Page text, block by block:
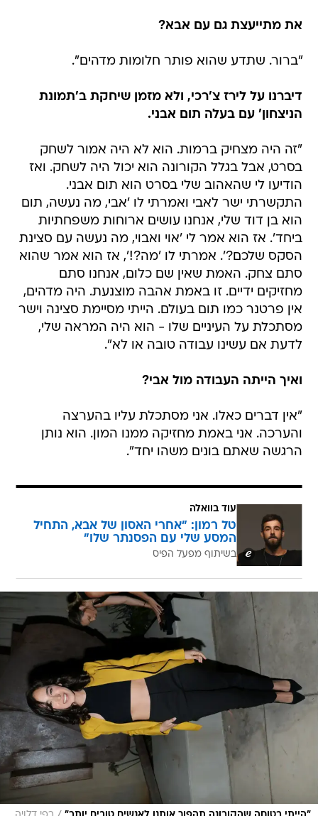
את מתייעצת גם עם אבא?
"ברור. שתדע שהוא פותר חלומות מדהים".
דיברנו על לירז צ'רכי, ולא מזמן שיחקת ב'תמונת
הניצחון' עם בעלה תום אבני.
"זה היה מצחיק ברמות. הוא לא היה אמור לשחק
בסרט, אבל בגלל הקורונה הוא יכול היה לשחק. ואז
הודיעו לי שהאהוב שלי בסרט הוא תום אבני.
התקשרתי ישר לאבי ואמרתי לו 'אבי, מה נעשה, תום
הוא בן דוד שלי, אנחנו עושים ארוחות משפחתיות
ביחד'. אז הוא אמר לי 'אוי ואבוי, מה נעשה עם סצינת
הסקס שלכם?'. אמרתי לו 'מה?!', אז הוא אמר שהוא
סתם צחק. האמת שאין שם כלום, אנחנו סתם
מחזיקים ידיים. זו באמת אהבה מוצנעת. היה מדהים,
אין פרטנר כמו תום בעולם. הייתי מסיימת סצינה וישר
מסתכלת על העיניים שלו - הוא היה המראה שלי,
לדעת אם עשינו עבודה טובה או לא".
ואיך הייתה העבודה מול אבי?
"אין דברים כאלו. אני מסתכלת עליו בהערצה
והערכה. אני באמת מחזיקה ממנו המון. הוא נותן
הרגשה שאתם בונים משהו יחד".
עוד בוואלה
טל רמון: "אחרי האסון של אבא, התחיל
המסע שלי עם הפסנתר שלו"
בשיתוף מפעל הפיס